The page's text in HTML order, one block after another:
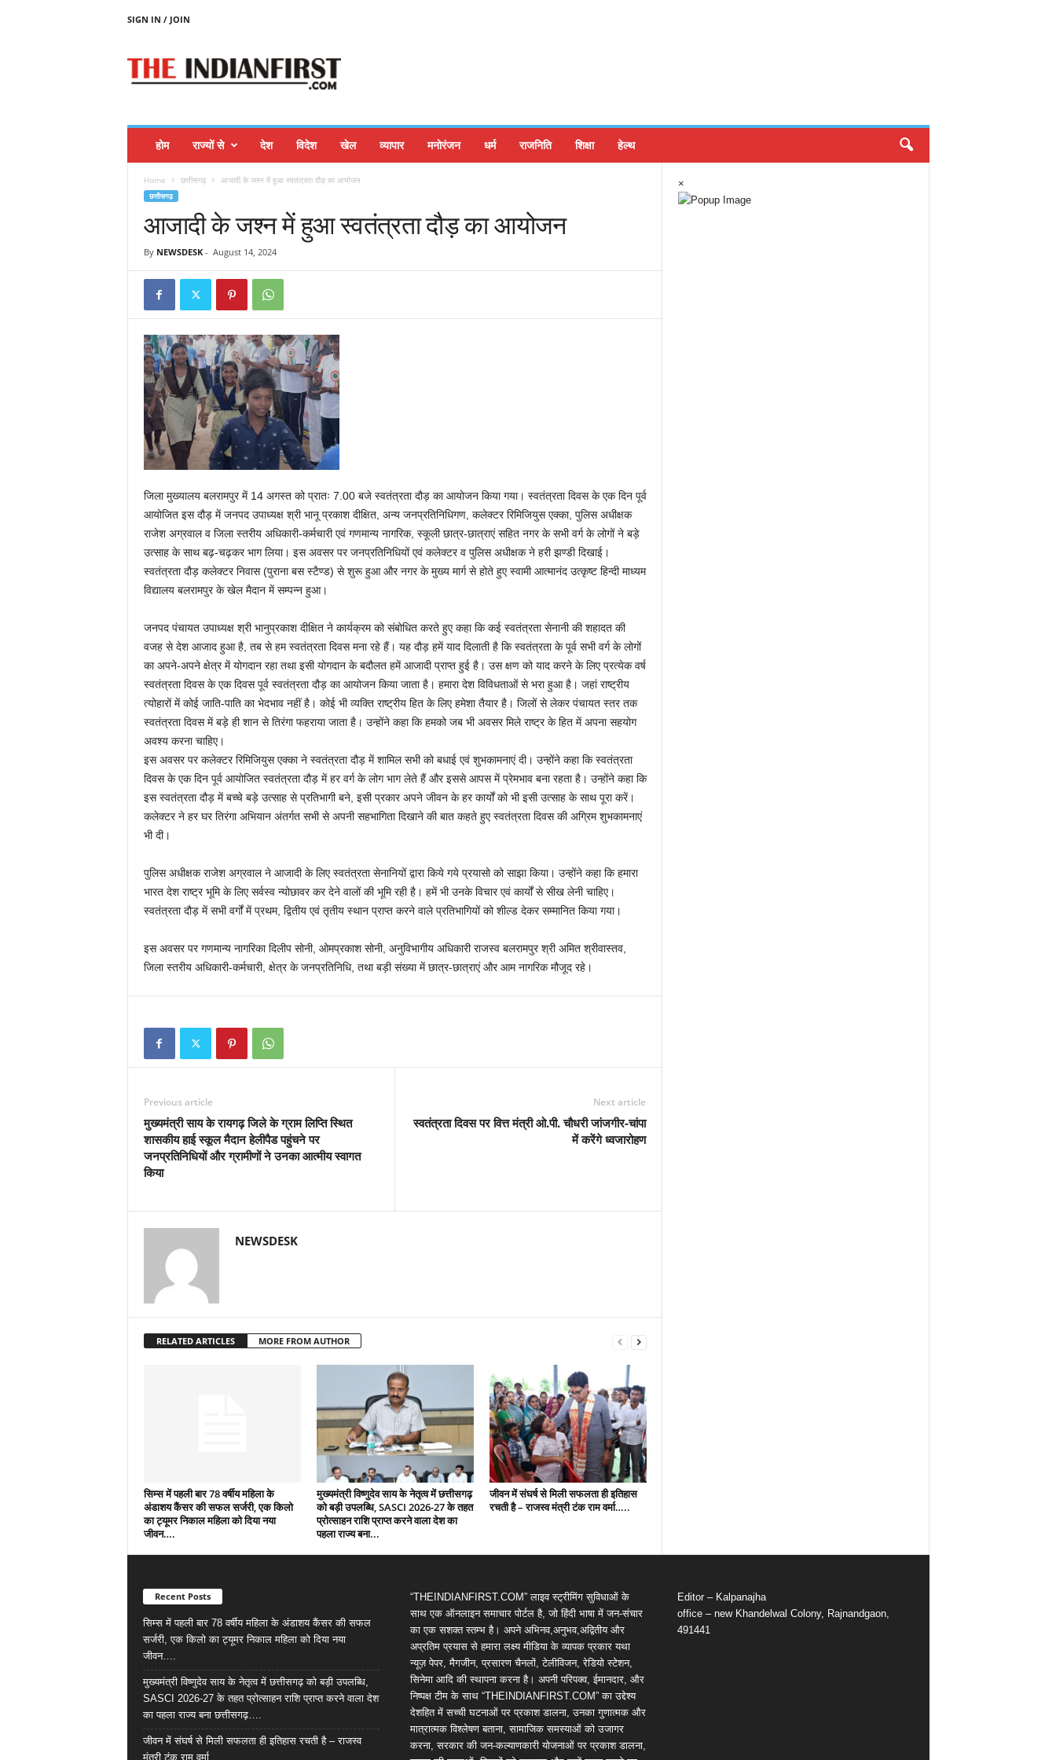
SIGN IN / JOIN
होम राज्यों से देश विदेश खेल व्यापार मनोरंजन धर्म राजनिति शिक्षा हेल्थ
Home छत्तीसगढ़ आजादी के जश्न में हुआ स्वतंत्रता दौड़ का आयोजन
छत्तीसगढ़
आजादी के जश्न में हुआ स्वतंत्रता दौड़ का आयोजन
By NEWSDESK- August 14, 2024
जिला मुख्यालय बलरामपुर में 14 अगस्त को प्रातः 7.00 बजे स्वतंत्रता दौड़ का आयोजन किया गया। स्वतंत्रता दिवस के एक दिन पूर्व
आयोजित इस दौड़ में जनपद उपाध्यक्ष श्री भानू प्रकाश दीक्षित, अन्य जनप्रतिनिधिगण, कलेक्टर रिमिजियुस एक्का, पुलिस अधीक्षक
राजेश अग्रवाल व जिला स्तरीय अधिकारी-कर्मचारी एवं गणमान्य नागरिक, स्कूली छात्र-छात्राएं सहित नगर के सभी वर्ग के लोगों ने बड़े
उत्साह के साथ बढ़-चढ़कर भाग लिया। इस अवसर पर जनप्रतिनिधियों एवं कलेक्टर व पुलिस अधीक्षक ने हरी झण्डी दिखाई।
स्वतंत्रता दौड़ कलेक्टर निवास (पुराना बस स्टैण्ड) से शुरू हुआ और नगर के मुख्य मार्ग से होते हुए स्वामी आत्मानंद उत्कृष्ट हिन्दी माध्यम
विद्यालय बलरामपुर के खेल मैदान में सम्पन्न हुआ।
जनपद पंचायत उपाध्यक्ष श्री भानुप्रकाश दीक्षित ने कार्यक्रम को संबोधित करते हुए कहा कि कई स्वतंत्रता सेनानी की शहादत की
वजह से देश आजाद हुआ है, तब से हम स्वतंत्रता दिवस मना रहे हैं। यह दौड़ हमें याद दिलाती है कि स्वतंत्रता के पूर्व सभी वर्ग के लोगों
का अपने-अपने क्षेत्र में योगदान रहा तथा इसी योगदान के बदौलत हमें आजादी प्राप्त हुई है। उस क्षण को याद करने के लिए प्रत्येक वर्ष
स्वतंत्रता दिवस के एक दिवस पूर्व स्वतंत्रता दौड़ का आयोजन किया जाता है। हमारा देश विविधताओं से भरा हुआ है। जहां राष्ट्रीय
त्योहारों में कोई जाति-पाति का भेदभाव नहीं है। कोई भी व्यक्ति राष्ट्रीय हित के लिए हमेशा तैयार है। जिलों से लेकर पंचायत स्तर तक
स्वतंत्रता दिवस में बड़े ही शान से तिरंगा फहराया जाता है। उन्होंने कहा कि हमको जब भी अवसर मिले राष्ट्र के हित में अपना सहयोग
अवश्य करना चाहिए।
इस अवसर पर कलेक्टर रिमिजियुस एक्का ने स्वतंत्रता दौड़ में शामिल सभी को बधाई एवं शुभकामनाएं दी। उन्होंने कहा कि स्वतंत्रता
दिवस के एक दिन पूर्व आयोजित स्वतंत्रता दौड़ में हर वर्ग के लोग भाग लेते हैं और इससे आपस में प्रेमभाव बना रहता है। उन्होंने कहा कि
इस स्वतंत्रता दौड़ में बच्चे बड़े उत्साह से प्रतिभागी बने, इसी प्रकार अपने जीवन के हर कार्यों को भी इसी उत्साह के साथ पूरा करें।
कलेक्टर ने हर घर तिरंगा अभियान अंतर्गत सभी से अपनी सहभागिता दिखाने की बात कहते हुए स्वतंत्रता दिवस की अग्रिम शुभकामनाएं
भी दी।
पुलिस अधीक्षक राजेश अग्रवाल ने आजादी के लिए स्वतंत्रता सेनानियों द्वारा किये गये प्रयासो को साझा किया। उन्होंने कहा कि हमारा
भारत देश राष्ट्र भूमि के लिए सर्वस्व न्योछावर कर देने वालों की भूमि रही है। हमें भी उनके विचार एवं कार्यों से सीख लेनी चाहिए।
स्वतंत्रता दौड़ में सभी वर्गों में प्रथम, द्वितीय एवं तृतीय स्थान प्राप्त करने वाले प्रतिभागियों को शील्ड देकर सम्मानित किया गया।
इस अवसर पर गणमान्य नागरिका दिलीप सोनी, ओमप्रकाश सोनी, अनुविभागीय अधिकारी राजस्व बलरामपुर श्री अमित श्रीवास्तव,
जिला स्तरीय अधिकारी-कर्मचारी, क्षेत्र के जनप्रतिनिधि, तथा बड़ी संख्या में छात्र-छात्राएं और आम नागरिक मौजूद रहे।
Previous article
मुख्यमंत्री साय के रायगढ़ जिले के ग्राम लिप्ति स्थित
शासकीय हाई स्कूल मैदान हेलीपैड पहुंचने पर
जनप्रतिनिधियों और ग्रामीणों ने उनका आत्मीय स्वागत
किया
Next article
स्वतंत्रता दिवस पर वित्त मंत्री ओ.पी. चौधरी जांजगीर-चांपा
में करेंगे ध्वजारोहण
NEWSDESK
RELATED ARTICLES MORE FROM AUTHOR
सिम्स में पहली बार 78 वर्षीय महिला के
अंडाशय कैंसर की सफल सर्जरी, एक किलो
का ट्यूमर निकाल महिला को दिया नया
जीवन….
मुख्यमंत्री विष्णुदेव साय के नेतृत्व में छत्तीसगढ़
को बड़ी उपलब्धि, SASCI 2026-27 के तहत
प्रोत्साहन राशि प्राप्त करने वाला देश का
पहला राज्य बना...
जीवन में संघर्ष से मिली सफलता ही इतिहास
रचती है – राजस्व मंत्री टंक राम वर्मा…..
×
Recent Posts
सिम्स में पहली बार 78 वर्षीय महिला के अंडाशय कैंसर की सफल
सर्जरी, एक किलो का ट्यूमर निकाल महिला को दिया नया
जीवन….
मुख्यमंत्री विष्णुदेव साय के नेतृत्व में छत्तीसगढ़ को बड़ी उपलब्धि,
SASCI 2026-27 के तहत प्रोत्साहन राशि प्राप्त करने वाला देश
का पहला राज्य बना छत्तीसगढ़….
जीवन में संघर्ष से मिली सफलता ही इतिहास रचती है – राजस्व
मंत्री टंक राम वर्मा…..
“THEINDIANFIRST.COM” लाइव स्ट्रीमिंग सुविधाओं के
साथ एक ऑनलाइन समाचार पोर्टल है, जो हिंदी भाषा में जन-संचार
का एक सशक्त स्तम्भ है। अपने अभिनव,अनुभव,अद्वितीय और
अप्रतिम प्रयास से हमारा लक्ष्य मीडिया के व्यापक प्रकार यथा
न्यूज़ पेपर, मैगजीन, प्रसारण चैनलों, टेलीविजन, रेडियो स्टेशन,
सिनेमा आदि की स्थापना करना है। अपनी परिपक्व, ईमानदार, और
निष्पक्ष टीम के साथ “THEINDIANFIRST.COM” का उद्देश्य
देशहित में सच्ची घटनाओं पर प्रकाश डालना, उनका गुणात्मक और
मात्रात्मक विश्लेषण बताना, सामाजिक समस्याओं को उजागर
करना, सरकार की जन-कल्याणकारी योजनाओं पर प्रकाश डालना,
Editor – Kalpanajha
office – new Khandelwal Colony, Rajnandgaon,
491441